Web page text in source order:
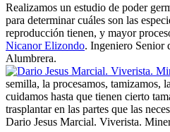
Realizamos un estudio de poder
para determinar cuáles son las
reproducción tienen, y mayor
Nicanor Elizondo. Ingeniero Senior
Alumbrera.
semilla, la procesamos, tamizamos,
cuidamos hasta que tienen cierto
trasplantar en las partes que las
Dario Jesus Marcial. Viverista.